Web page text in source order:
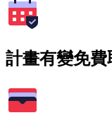
計畫有變免費